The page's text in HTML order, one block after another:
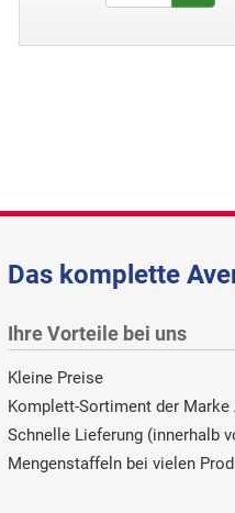
Das komplette
Ihre Vorteile bei uns
Kleine Preise
Komplett-Sortiment der
Schnelle Lieferung (innerhalb
Mengenstaffeln bei vielen